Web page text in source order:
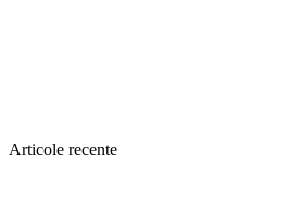
Articole recente